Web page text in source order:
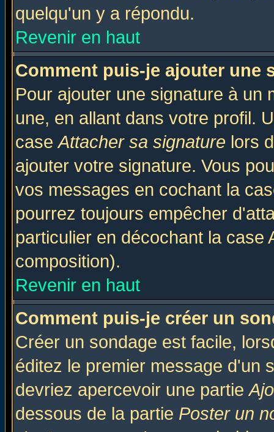
quelqu'un y a répondu.
Revenir en haut
Comment puis-je ajouter une
Pour ajouter une signature à un
une, en allant dans votre profil.
caseAttacher sa signature lors
ajouter votre signature. Vous
vos messages en cochant la
pourrez toujours empêcher
particulier en décochant la
composition).
Revenir en haut
Comment puis-je créer un
Créer un sondage est facile,
éditez le premier message d'un
devriez apercevoir une partie
dessous de la partie Poster un